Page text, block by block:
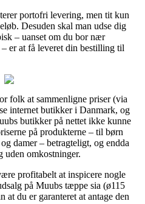
portofri levering, men tit kun
Desuden skal man udse dig
– uanset om du bor nær
er at få leveret din bestilling til
folk at sammenligne priser (via
internet butikker i Danmark, og
butikker på nettet ikke kunne
på produkterne – til børn
damer – betragteligt, og endda
uden omkostninger.
profitabelt at inspicere nogle
på Muubs tæppe sia (ø115
at du er garanteret at antage den